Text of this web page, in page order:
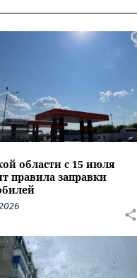
области с 15 июля
правила заправки